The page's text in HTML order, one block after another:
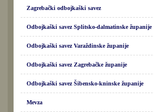
Zagrebački odbojkaški savez
Odbojkaški savez Splitsko-dalmatinske županije
Odbojkaški savez Varaždinske županije
Odbojkaški savez Zagrebačke županije
Odbojkaški savez Šibensko-kninske županije
Mevza